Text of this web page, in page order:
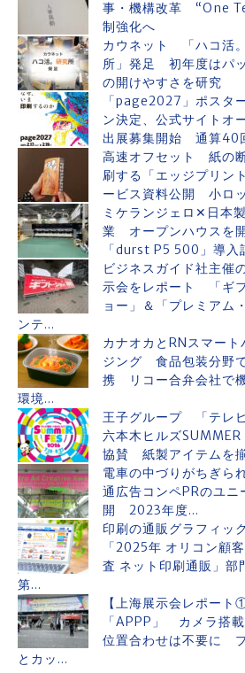
事・機構改革 “One
制強化へ
カウネット 「ハコ活
所」発足 初年度はパ
の開けやすさを研究
「page2027」ポスタ
ン決定、公式サイトオ
出展募集開始 通算40
高速オフセット 紙の
刷する「エッジプリン
ービス資料公開 小ロ
ミケランジェロ✕日本
業 オープンハウスを
「durst P5 500」導入
ビジネスガイド社主催
示会をレポート 「ギ
ョー」＆「プレミアム
ンテ...
カナオカとRNスマート
ジング 食品包装分野
携 リコー合弁会社で
環境...
王子グループ 「テレ
六本木ヒルズSUMMER
協賛 紙製アイテムを
電車の中づりがちぎ
通広告コンペPRのユニ
開 2023年度...
印刷の通販グラフィッ
「2025年 オリコン顧
査 ネット印刷通販」部
第...
【上海展示会レポート①
「APPP」 カメラ搭載
位置合わせは不要に
とカッ...